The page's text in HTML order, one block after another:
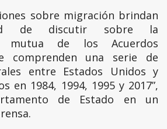
sobre migración brindan
de discutir sobre la
mutua de los Acuerdos
comprenden una serie de
entre Estados Unidos y
en 1984, 1994, 1995 y 2017”,
de Estado en un